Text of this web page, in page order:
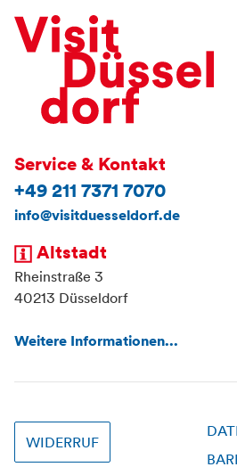
Service & Kontakt
+49 211 7371 7070
info@visitduesseldorf.de
Altstadt
Rheinstraße 3
40213 Düsseldorf
Weitere Informationen...
WIDERRUF